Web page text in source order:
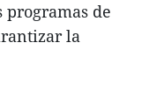
programas de
la